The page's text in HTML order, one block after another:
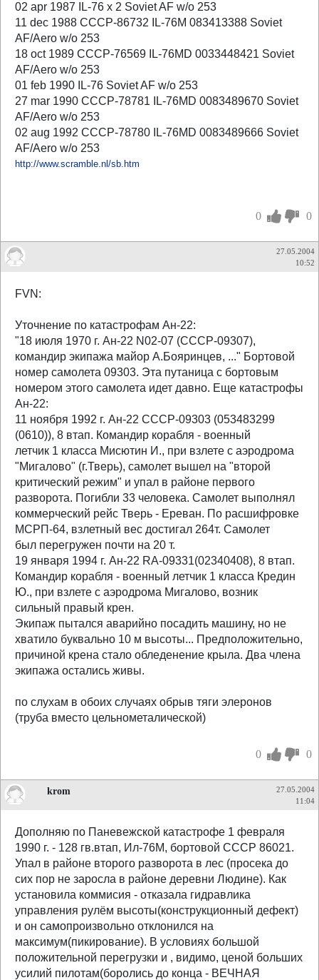
02 apr 1987 IL-76 x 2 Soviet AF w/o 253
11 dec 1988 CCCP-86732 IL-76M 083413388 Soviet
AF/Aero w/o 253
18 oct 1989 CCCP-76569 IL-76MD 0033448421 Soviet
AF/Aero w/o 253
01 feb 1990 IL-76 Soviet AF w/o 253
27 mar 1990 CCCP-78781 IL-76MD 0083489670 Soviet
AF/Aero w/o 253
02 aug 1992 CCCP-78780 IL-76MD 0083489666 Soviet
AF/Aero w/o 253
http://www.scramble.nl/sb.htm
0 0
27.05.2004
10:52
FVN:
Уточнение по катастрофам Ан-22:
"18 июля 1970 г. Ан-22 N02-07 (СССР-09307),
командир экипажа майор А.Бояринцев, ..." Бортовой
номер самолета 09303. Эта путаница с бортовым
номером этого самолета идет давно. Еще катастрофы
Ан-22:
11 ноября 1992 г. Ан-22 СССР-09303 (053483299
(0610)), 8 втап. Командир корабля - военный
летчик 1 класса Мисютин И., при взлете с аэродрома
"Мигалово" (г.Тверь), самолет вышел на "второй
критический режим" и упал в районе первого
разворота. Погибли 33 человека. Самолет выполнял
коммерческий рейс Тверь - Ереван. По расшифровке
МСРП-64, взлетный вес достигал 264т. Самолет
был перегружен почти на 20 т.
19 января 1994 г. Ан-22 RA-09331(02340408), 8 втап.
Командир корабля - военный летчик 1 класса Кредин
Ю., при взлете с аэродрома Мигалово, возник
сильный правый крен.
Экипаж пытался аварийно посадить машину, но не
хватило буквально 10 м высоты... Предположительно,
причиной крена стало обледенение крыла. Два члена
экипажа остались живы.
по слухам в обоих случаях обрыв тяги элеронов
(труба вместо цельнометалической)
0 0
krom
27.05.2004
11:04
Дополняю по Паневежской катастрофе 1 февраля
1990 г. - 128 гв.втап, Ил-76М, бортовой СССР 86021.
Упал в районе второго разворота в лес (просека до
сих пор не заросла в районе деревни Людине). Как
установила коммисия - отказала гидравлика
управления рулём высоты(конструкционный дефект)
и он самопроизвольно отклонился на
максимум(пикирование). В условиях большой
положительной перегрузки и , видимо, ценой больших
усилий пилотам(боролись до конца - ВЕЧНАЯ